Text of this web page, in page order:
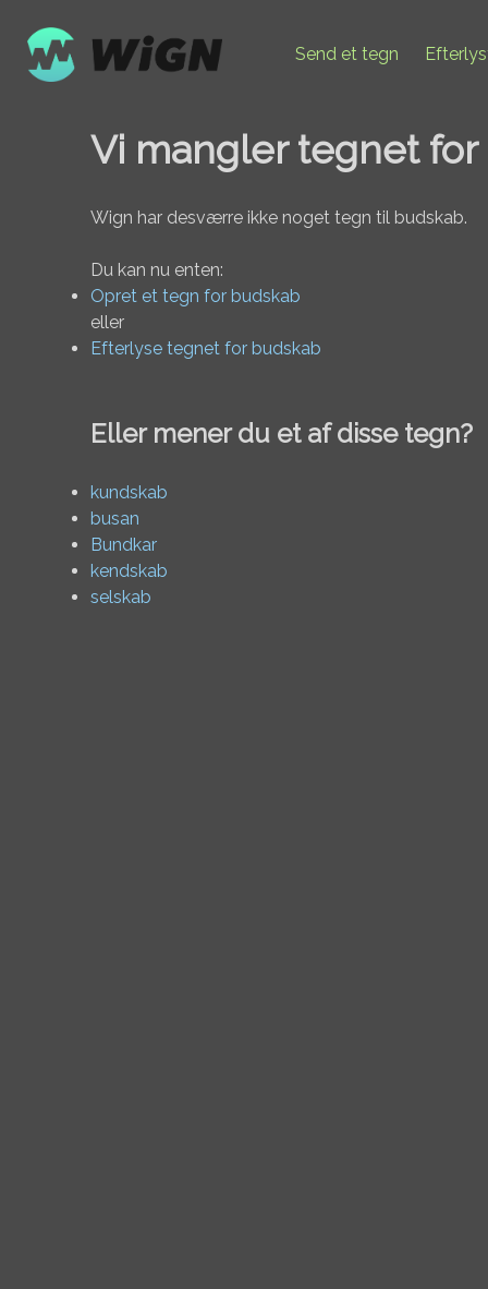
Send et tegn
Vi mangler tegnet for
Wign har desværre ikke noget tegn til budskab.
Du kan nu enten:
Opret et tegn for budskab
eller
Efterlyse tegnet for budskab
Eller mener du et af disse tegn?
kundskab
busan
Bundkar
kendskab
selskab